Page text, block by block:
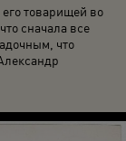
товарищей во
сначала все
что